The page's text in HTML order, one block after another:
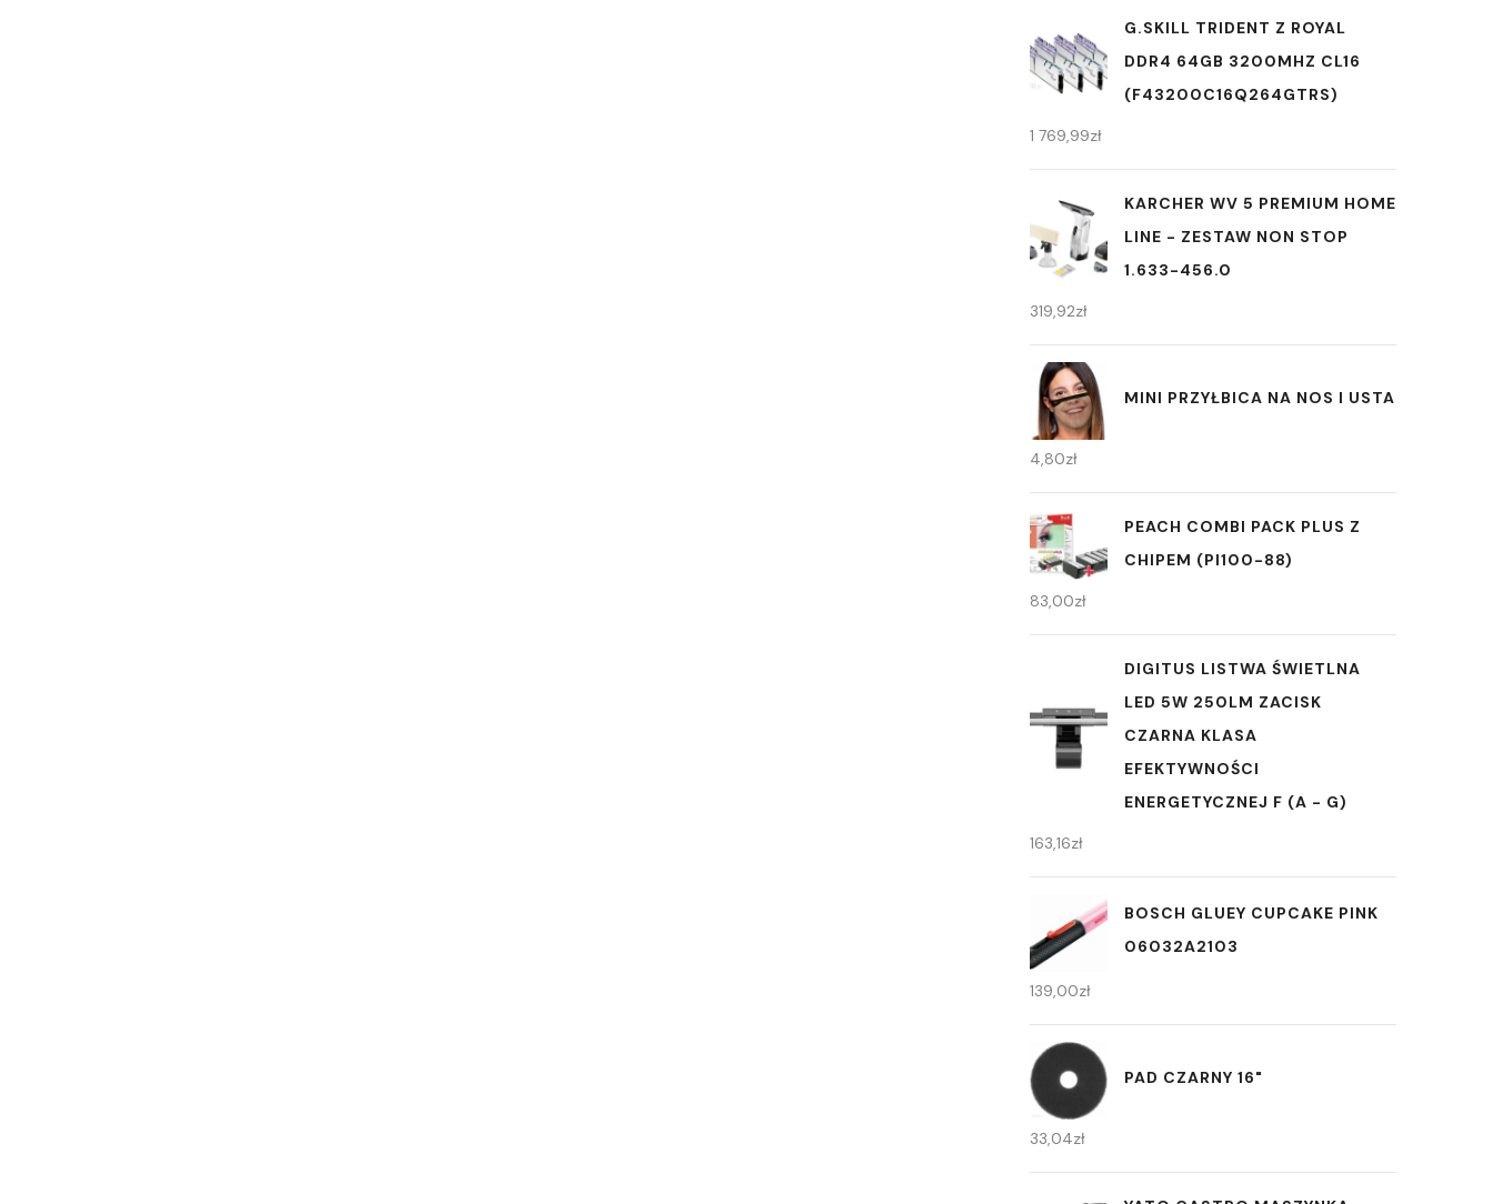
G.SKILL TRIDENT Z ROYAL
DDR4 64GB 3200MHZ CL16
(F43200C16Q264GTRS)
1 769,99zł
KARCHER WV 5 PREMIUM HOME
LINE - ZESTAW NON STOP
1.633-456.0
319,92zł
MINI PRZYŁBICA NA NOS I USTA
4,80zł
PEACH COMBI PACK PLUS Z
CHIPEM (PI100-88)
83,00zł
DIGITUS LISTWA ŚWIETLNA
LED 5W 250LM ZACISK
CZARNA KLASA
EFEKTYWNOŚCI
ENERGETYCZNEJ F (A - G)
163,16zł
BOSCH GLUEY CUPCAKE PINK
06032A2103
139,00zł
PAD CZARNY 16"
33,04zł